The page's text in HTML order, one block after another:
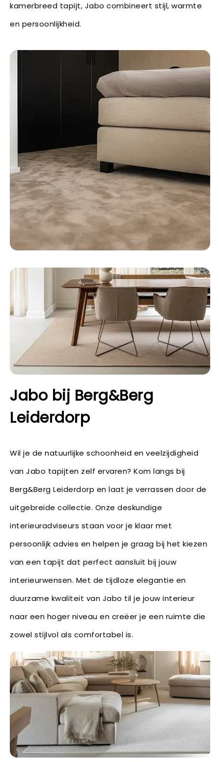
kamerbreed tapijt, Jabo combineert stijl, warmte
en persoonlijkheid.
Jabo bij Berg&Berg
Leiderdorp
Wil je de natuurlijke schoonheid en veelzijdigheid
van Jabo tapijten zelf ervaren? Kom langs bij
Berg&Berg Leiderdorp en laat je verrassen door de
uitgebreide collectie. Onze deskundige
interieuradviseurs staan voor je klaar met
persoonlijk advies en helpen je graag bij het kiezen
van een tapijt dat perfect aansluit bij jouw
interieurwensen. Met de tijdloze elegantie en
duurzame kwaliteit van Jabo til je jouw interieur
naar een hoger niveau en creëer je een ruimte die
zowel stijlvol als comfortabel is.